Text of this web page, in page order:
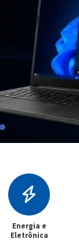
Cabos e
Conectores